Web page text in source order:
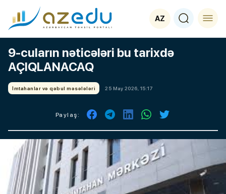
AZ
9-cuların nəticələri bu tarixdə
AÇIQLANACAQ
İmtahanlar və qəbul məsələləri 25 May 2026, 15:17
Paylaş: